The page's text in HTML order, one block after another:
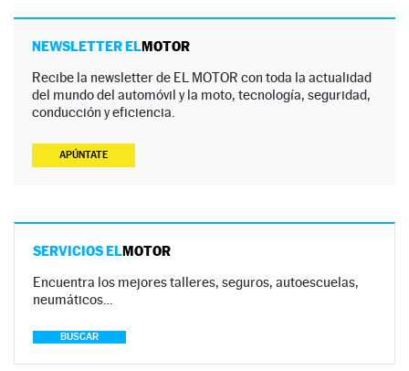
NEWSLETTER ELMOTOR
Recibe la newsletter de EL MOTOR con toda la actualidad
del mundo del automóvil y la moto, tecnología, seguridad,
conducción y eficiencia.
APÚNTATE
SERVICIOS ELMOTOR
Encuentra los mejores talleres, seguros, autoescuelas,
neumáticos…
BUSCAR